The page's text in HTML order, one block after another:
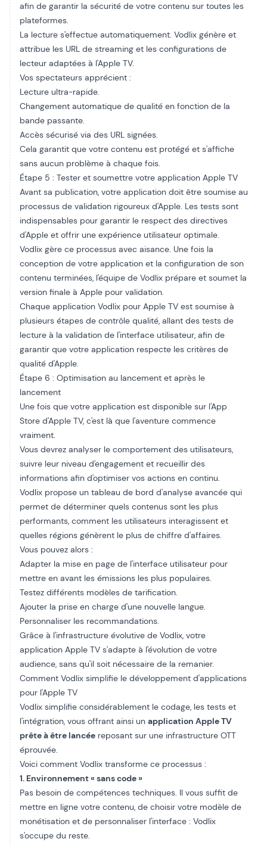
afin de garantir la sécurité de votre contenu sur toutes les
plateformes.
La lecture s'effectue automatiquement. Vodlix génère et
attribue les URL de streaming et les configurations de
lecteur adaptées à l'Apple TV.
Vos spectateurs apprécient :
Lecture ultra-rapide.
Changement automatique de qualité en fonction de la
bande passante.
Accès sécurisé via des URL signées.
Cela garantit que votre contenu est protégé et s'affiche
sans aucun problème à chaque fois.
Étape 5 : Tester et soumettre votre application Apple TV
Avant sa publication, votre application doit être soumise au
processus de validation rigoureux d'Apple. Les tests sont
indispensables pour garantir le respect des directives
d'Apple et offrir une expérience utilisateur optimale.
Vodlix gère ce processus avec aisance. Une fois la
conception de votre application et la configuration de son
contenu terminées, l'équipe de Vodlix prépare et soumet la
version finale à Apple pour validation.
Chaque application Vodlix pour Apple TV est soumise à
plusieurs étapes de contrôle qualité, allant des tests de
lecture à la validation de l'interface utilisateur, afin de
garantir que votre application respecte les critères de
qualité d'Apple.
Étape 6 : Optimisation au lancement et après le
lancement
Une fois que votre application est disponible sur l'App
Store d'Apple TV, c'est là que l'aventure commence
vraiment.
Vous devrez analyser le comportement des utilisateurs,
suivre leur niveau d'engagement et recueillir des
informations afin d'optimiser vos actions en continu.
Vodlix propose un tableau de bord d'analyse avancée qui
permet de déterminer quels contenus sont les plus
performants, comment les utilisateurs interagissent et
quelles régions génèrent le plus de chiffre d'affaires.
Vous pouvez alors :
Adapter la mise en page de l'interface utilisateur pour
mettre en avant les émissions les plus populaires.
Testez différents modèles de tarification.
Ajouter la prise en charge d'une nouvelle langue.
Personnaliser les recommandations.
Grâce à l'infrastructure évolutive de Vodlix, votre
application Apple TV s'adapte à l'évolution de votre
audience, sans qu'il soit nécessaire de la remanier.
Comment Vodlix simplifie le développement d'applications
pour l'Apple TV
Vodlix simplifie considérablement le codage, les tests et
l'intégration, vous offrant ainsi un application Apple TV
prête à être lancée reposant sur une infrastructure OTT
éprouvée.
Voici comment Vodlix transforme ce processus :
1. Environnement « sans code »
Pas besoin de compétences techniques. Il vous suffit de
mettre en ligne votre contenu, de choisir votre modèle de
monétisation et de personnaliser l'interface : Vodlix
s'occupe du reste.